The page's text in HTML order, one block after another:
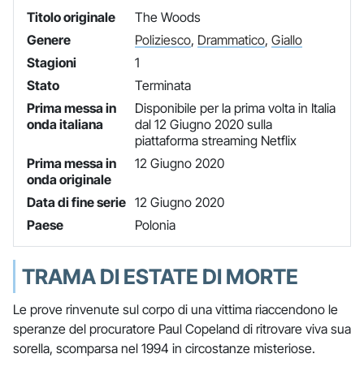
Titolo originale
The Woods
Genere
Poliziesco, Drammatico, Giallo
Stagioni
1
Stato
Terminata
Prima messa in
onda italiana
Disponibile per la prima volta in Italia
dal 12 Giugno 2020 sulla
piattaforma streaming Netflix
Prima messa in
onda originale
12 Giugno 2020
Data di fine serie 12 Giugno 2020
Paese
Polonia
TRAMA DI ESTATE DI MORTE
Le prove rinvenute sul corpo di una vittima riaccendono le
speranze del procuratore Paul Copeland di ritrovare viva sua
sorella, scomparsa nel 1994 in circostanze misteriose.